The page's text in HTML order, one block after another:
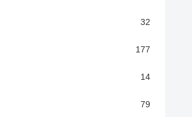
32
177
14
79